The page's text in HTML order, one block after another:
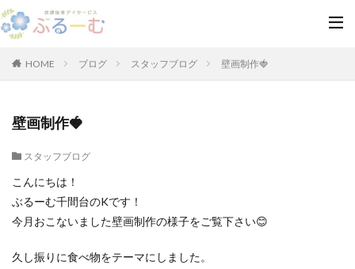
HOME ブログ スタッフブログ 壁画制作🍓
壁画制作🍓
スタッフブログ
こんにちは！
ぶるーむ千間台のKです！
今月おこないました壁画制作の様子をご覧下さい😊
久し振りに食べ物をテーマにしました。